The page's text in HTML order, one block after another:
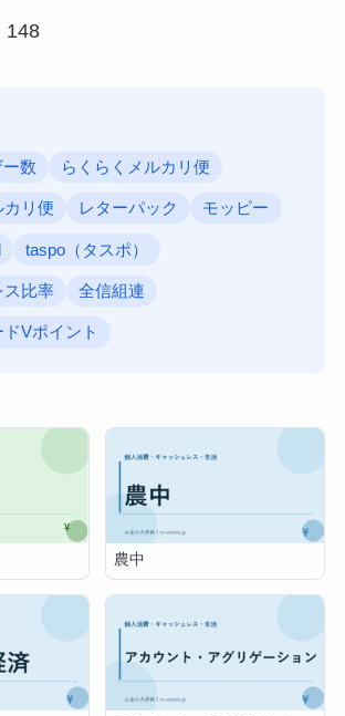
148
数 らくらくメルカリ便
カリ便 レターパック モッピー
taspo（タスポ）
ス比率 全信組連
Vポイント
農中